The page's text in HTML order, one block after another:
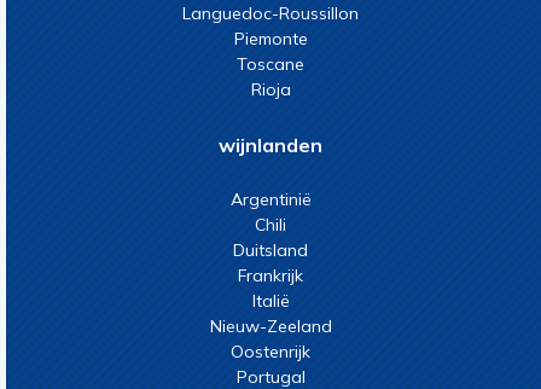
Languedoc-Roussillon
Piemonte
Toscane
Rioja
wijnlanden
Argentinië
Chili
Duitsland
Frankrijk
Italië
Nieuw-Zeeland
Oostenrijk
Portugal